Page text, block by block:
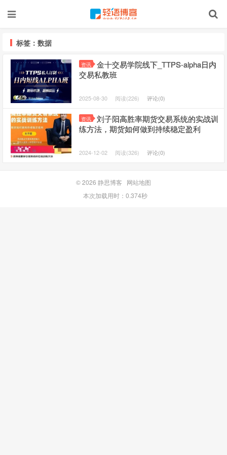
标签：数据
资讯
金十交易学院线下_TTPS-alpha日内
交易私教班
2025-08-30 阅读(226) 评论(0)
资讯
刘子阳高胜率期货交易系统的实战训
练方法，期货如何做到持续稳定盈利
2024-12-02 阅读(326) 评论(0)
© 2026 静思博客
网站地图
本次加载用时：0.374秒